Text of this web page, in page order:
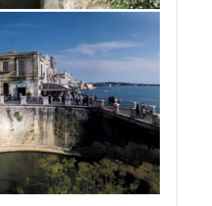
E ORTIGIA
Siracusa